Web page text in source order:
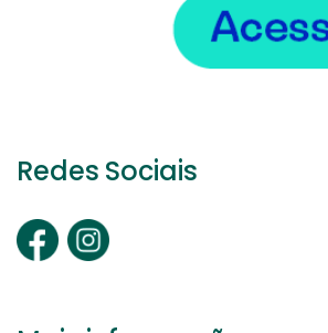
Redes Sociais